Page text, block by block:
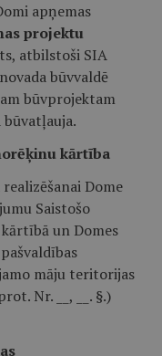
apņemas
projektu
atbilstoši SIA
būvvaldē
būvprojektam
kārtība
Dome
Saistošo
un Domes
pašvaldības
māju teritorijas
Nr. __, __. §.)